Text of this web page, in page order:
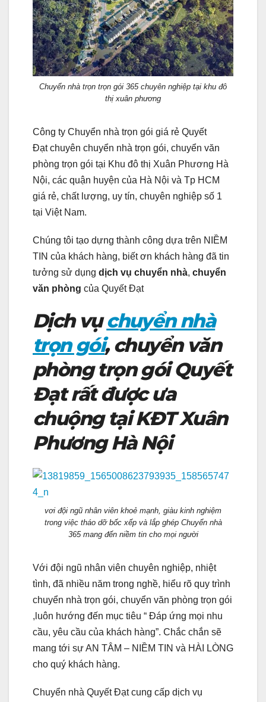
Chuyển nhà trọn trọn gói 365 chuyên nghiệp tại khu đô
thị xuân phương
Công ty Chuyển nhà trọn gói giá rẻ Quyết
Đạt chuyên chuyển nhà trọn gói, chuyển văn
phòng trọn gói tại Khu đô thị Xuân Phương Hà
Nội, các quận huyện của Hà Nội và Tp HCM
giá rẻ, chất lượng, uy tín, chuyên nghiệp số 1
tại Việt Nam.
Chúng tôi tạo dựng thành công dựa trên NIỀM
TIN của khách hàng, biết ơn khách hàng đã tin
tưởng sử dụng dịch vụ chuyển nhà, chuyển
văn phòng của Quyết Đạt
Dịch vụchuyển nhà
trọn gói, chuyển văn
phòng trọn gói Quyết
Đạt rất được ưa
chuộng tại KĐT Xuân
Phương Hà Nội
vơi đội ngũ nhân viên khoẻ mạnh, giàu kinh nghiệm
trong việc tháo dỡ bốc xếp và lắp ghép Chuyển nhà
365 mang đến niềm tin cho mọi người
Với đội ngũ nhân viên chuyên nghiệp, nhiệt
tình, đã nhiều năm trong nghề, hiểu rõ quy trình
chuyển nhà trọn gói, chuyển văn phòng trọn gói
,luôn hướng đến mục tiêu “ Đáp ứng mọi nhu
cầu, yêu cầu của khách hàng”. Chắc chắn sẽ
mang tới sự AN TÂM – NIỀM TIN và HÀI LÒNG
cho quý khách hàng.
Chuyển nhà Quyết Đạt cung cấp dịch vụ